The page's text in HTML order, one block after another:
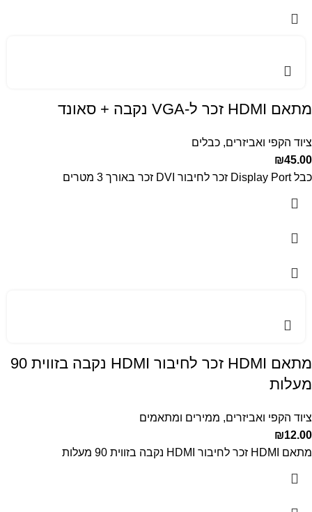
מתאם HDMI זכר ל-VGA נקבה + סאונד
ציוד הקפי ואביזרים, כבלים
₪45.00
כבל Display Port זכר לחיבור DVI זכר באורך 3 מטרים
מתאם HDMI זכר לחיבור HDMI נקבה בזווית 90
מעלות
ציוד הקפי ואביזרים, ממירים ומתאמים
₪12.00
מתאם HDMI זכר לחיבור HDMI נקבה בזווית 90 מעלות